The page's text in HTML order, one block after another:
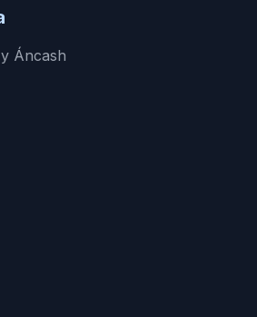
Áncash